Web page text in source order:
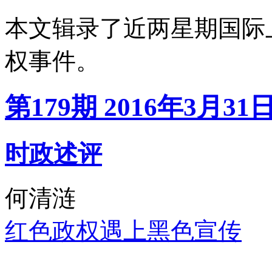
本文辑录了近两星期国
权事件。
第179期 2016年3月31
时政述评
何清涟
红色政权遇上黑色宣传